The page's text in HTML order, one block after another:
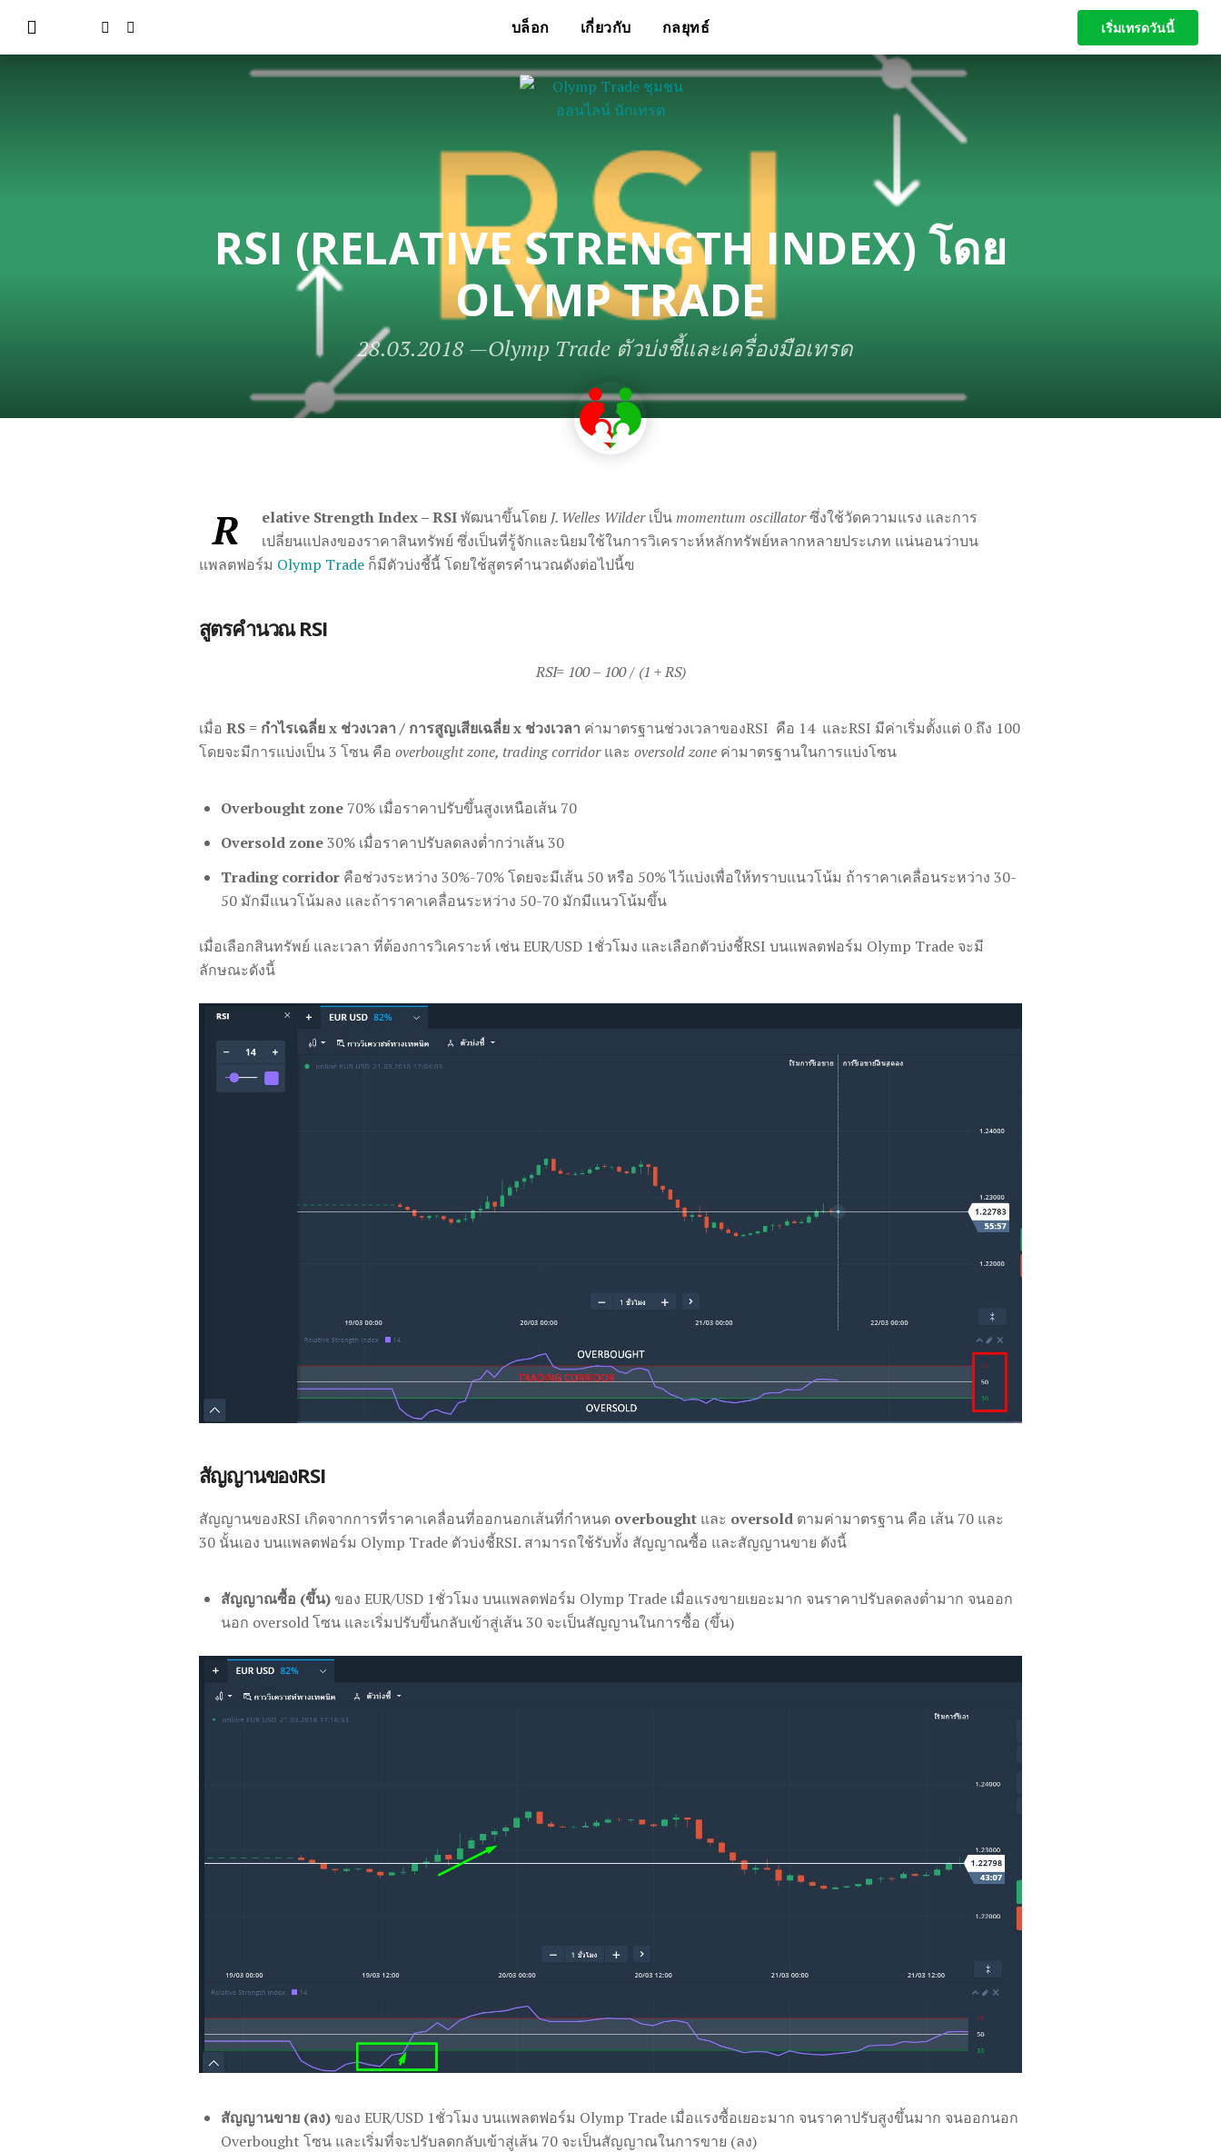
เริ่มเทรดวันนี้
บล็อก เกี่ยวกับ กลยุทธ์
RSI (RELATIVE STRENGTH INDEX) โดย
OLYMP TRADE
28.03.2018—Olymp Trade ตัวบ่งชี้และเครื่องมือเทรด
R elative Strength Index – RSIพัฒนาขึ้นโดย J. Welles Wilderเป็นmomentum oscillatorซึ่งใช้วัดความแรง และการ
เปลี่ยนแปลงของราคาสินทรัพย์ ซึ่งเป็นที่รู้จักและนิยมใช้ในการวิเคราะห์หลักทรัพย์หลากหลายประเภท แน่นอนว่าบน
แพลตฟอร์ม Olymp Trade ก็มีตัวบ่งชี้นี้ โดยใช้สูตรคำนวณดังต่อไปนี้ฃ
สูตรคำนวณ RSI
RSI= 100 – 100 / (1 + RS)
เมื่อ RS = กำไรเฉลี่ย x ช่วงเวลา / การสูญเสียเฉลี่ย x ช่วงเวลา ค่ามาตรฐานช่วงเวลาของRSI คือ 14 และRSI มีค่าเริ่มตั้งแต่ 0 ถึง 100
โดยจะมีการแบ่งเป็น 3 โซน คือ overbought zone, trading corridorและ oversold zone ค่ามาตรฐานในการแบ่งโซน
Overbought zone 70% เมื่อราคาปรับขึ้นสูงเหนือเส้น 70
Oversold zone30% เมื่อราคาปรับลดลงต่ำกว่าเส้น 30
Trading corridor คือช่วงระหว่าง 30%-70% โดยจะมีเส้น 50 หรือ 50% ไว้แบ่งเพื่อให้ทราบแนวโน้ม ถ้าราคาเคลื่อนระหว่าง 30-
50 มักมีแนวโน้มลง และถ้าราคาเคลื่อนระหว่าง 50-70 มักมีแนวโน้มขึ้น
เมื่อเลือกสินทรัพย์ และเวลา ที่ต้องการวิเคราะห์ เช่น EUR/USD 1ชั่วโมง และเลือกตัวบ่งชี้RSI บนแพลตฟอร์ม Olymp Trade จะมี
ลักษณะดังนี้
สัญญานของRSI
สัญญานของRSI เกิดจากการที่ราคาเคลื่อนที่ออกนอกเส้นที่กำหนด overbought และ oversold ตามค่ามาตรฐาน คือ เส้น 70 และ
30 นั้นเอง บนแพลตฟอร์ม Olymp Trade ตัวบ่งชี้RSI. สามารถใช้รับทั้ง สัญญาณซื้อ และสัญญานขาย ดังนี้
สัญญาณซื้อ (ขึ้น)ของ EUR/USD 1ชั่วโมง บนแพลตฟอร์ม Olymp Trade เมื่อแรงขายเยอะมาก จนราคาปรับลดลงต่ำมาก จนออก
นอก oversold โซน และเริ่มปรับขึ้นกลับเข้าสู่เส้น 30 จะเป็นสัญญานในการซื้อ (ขึ้น)
สัญญานขาย (ลง)ของ EUR/USD 1ชั่วโมง บนแพลตฟอร์ม Olymp Trade เมื่อแรงซื้อเยอะมาก จนราคาปรับสูงขึ้นมาก จนออกนอก
Overbought โซน และเริ่มที่จะปรับลดกลับเข้าสู่เส้น 70 จะเป็นสัญญาณในการขาย (ลง)
เริ่มเทรดวันนี้